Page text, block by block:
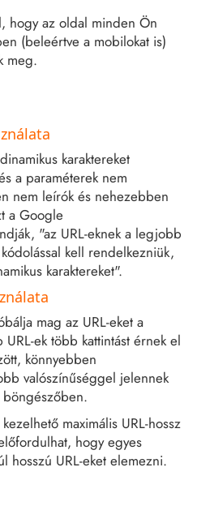
hogy az oldal minden Ön
(beleértve a mobilokat is)
meg.
karaktereket
a paraméterek nem
nem leírók és nehezebben
a Google
"az URL-eknek a legjobb
kell rendelkezniük,
karaktereket".
mag az URL-eket a
ek több kattintást érnek el
könnyebben
valószínűséggel jelennek
maximális URL-hossz
hogy egyes
hosszú URL-eket elemezni.